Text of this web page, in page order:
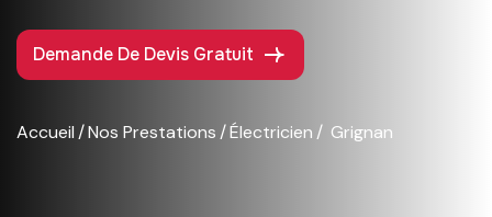
Demande De Devis Gratuit
Accueil Nos Prestations Électricien Grignan